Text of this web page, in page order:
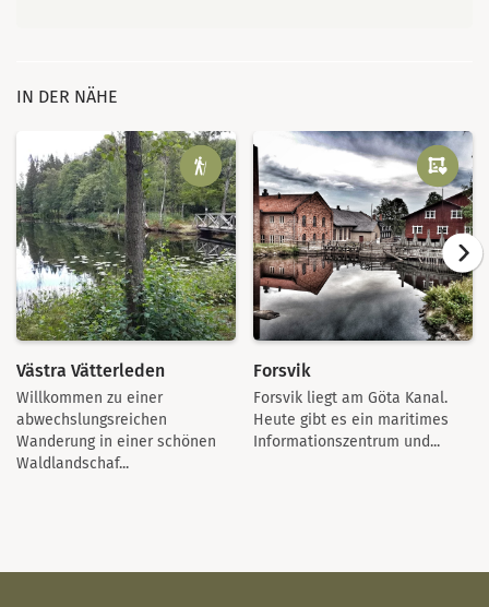
IN DER NÄHE
Västra Vätterleden
Willkommen zu einer
abwechslungsreichen
Wanderung in einer schönen
Waldlandschaf...
Forsvik
Forsvik liegt am Göta Kanal.
Heute gibt es ein maritimes
Informationszentrum und...